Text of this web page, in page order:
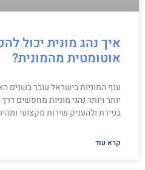
איך נהג מונית יכול
אוטומטית מהמונית?
ענף המוניות בישראל עובר בשנים
יותר ויותר נהגי מוניות מחפשים
בניירת ולהעניק שירות מקצועי
קרא עוד